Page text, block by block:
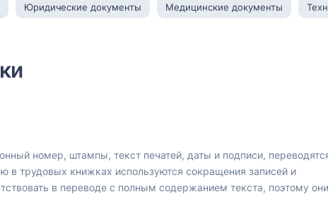
Юридические документы Медицинские документы
номер, штампы, текст печатей, даты и подписи,
в трудовых книжках используются сокращения записей и
в переводе с полным содержанием текста, поэтому они